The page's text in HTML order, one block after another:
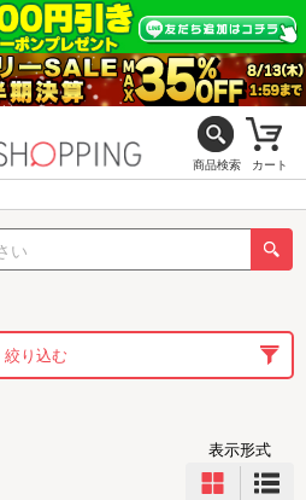
商品検索 カート
絞り込む
表示形式